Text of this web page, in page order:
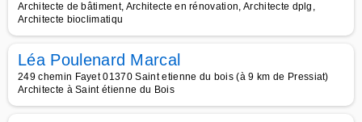
Architecte de bâtiment, Architecte en rénovation, Architecte dplg,
Architecte bioclimatiqu
Léa Poulenard Marcal
249 chemin Fayet 01370 Saint etienne du bois (à 9 km de Pressiat)
Architecte à Saint étienne du Bois